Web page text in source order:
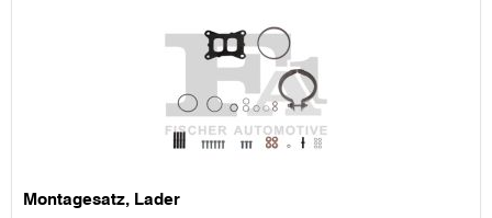
Montagesatz, Lader